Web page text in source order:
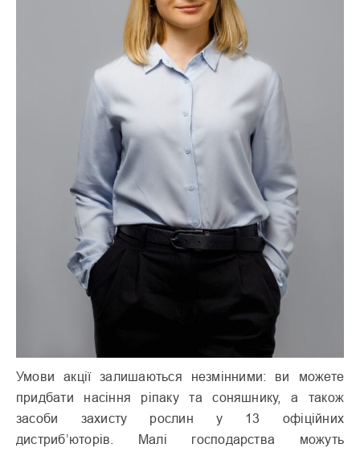
Умови акції залишаються незмінними: ви можете
придбати насіння ріпаку та соняшнику, а також
засоби захисту рослин у 13 офіційних
дистриб’юторів. Малі господарства можуть